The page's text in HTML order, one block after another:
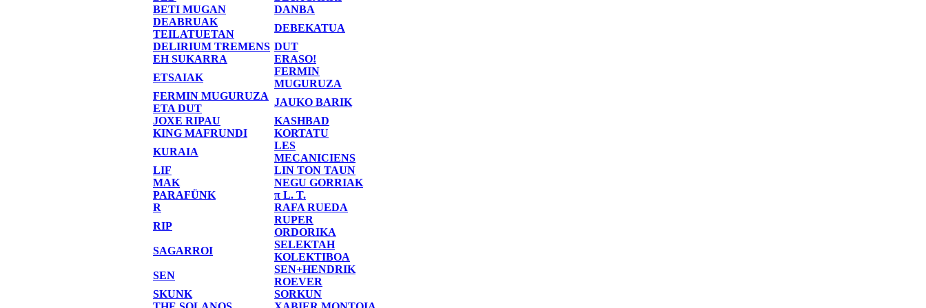
BETI MUGAN
DANBA
DEABRUAK
TEILATUETAN
DEBEKATUA
DELIRIUM TREMENS DUT
EH SUKARRA
ERASO!
ETSAIAK
FERMIN
MUGURUZA
FERMIN MUGURUZA
ETA DUT
JAUKO BARIK
JOXE RIPAU
KASHBAD
KING MAFRUNDI
KORTATU
KURAIA
LES
MECANICIENS
LIF
LIN TON TAUN
MAK
NEGU GORRIAK
PARAFÜNK
π L. T.
R
RAFA RUEDA
RIP
RUPER
ORDORIKA
SAGARROI
SELEKTAH
KOLEKTIBOA
SEN
SEN+HENDRIK
ROEVER
SKUNK
SORKUN